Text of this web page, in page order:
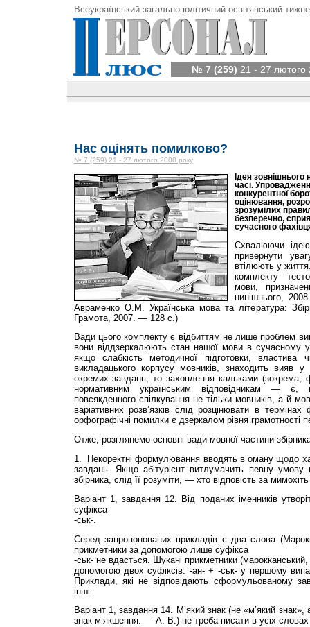
Всеукраїнський загальнополітичний освітянський
№ 7 (259) 21 - 27 лютого
Нас оцінять помилково?
№ 7 (259) 21 - 27 лютого 2008 року
Ідея
часі.
конкурентної
оцінювання,
зрозумілих
безперечно,
сучасного
Схвалюючи
привернути
втілюють у
комплекту
мови,
нинішнього,
Авраменко О.М. Українська мова та література:
Грамота, 2007. — 128 с.)
Вади цього комплекту є відбиттям не лише проблем
вони віддзеркалюють стан нашої мови в сучасному
якщо слабкість методичної підготовки, властива
викладацького корпусу мовників, знаходить вияв
окремих завдань, то захоплення кальками (зокрема,
нормативним українським відповідникам —
повсякденного спілкування не тільки мовників, а й
варіативних розв’язків слід розцінювати в
орфографічні помилки є дзеркалом рівня грамотності
Отже, розглянемо основні вади мовної частини
1.
Некоректні формулювання вводять в оману щодо
завдань. Якщо абітурієнт витлумачить певну
збірника, слід її розуміти, — хто відповість за
Варіант 1, завдання 12. Від поданих іменників
суфікса
-ськ-.
Серед запропонованих прикладів є два слова
прикметники за допомогою лише суфікса
-ськ- не вдасться. Шукані прикметники
допомогою двох суфіксів: -ан- + -ськ- у першому
Приклади, які не відповідають сформульованому
інші.
Варіант 1, завдання 14. М’який знак (не «м’який знак»,
знак м’якшення. — А. В.) не треба писати в усіх